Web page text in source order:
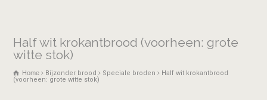
Half wit krokantbrood (voorheen: grote
witte stok)
Home Bijzonder brood Speciale broden
Half wit krokantbrood
(voorheen: grote witte stok)